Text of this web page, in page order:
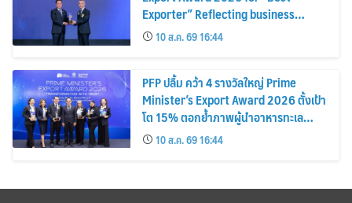
Exporter” Reflecting business
excellence, elevating Thai products
globally
10 ส.ค. 69 16:44
PFP ปลื้ม คว้า 4 รางวัลใหญ่ Prime
Minister’s Export Award 2026 ตั้งเป้า
โต 15% ตอกย้ำภาพผู้นำอาหารทะเล
แปรรูป
10 ส.ค. 69 16:44